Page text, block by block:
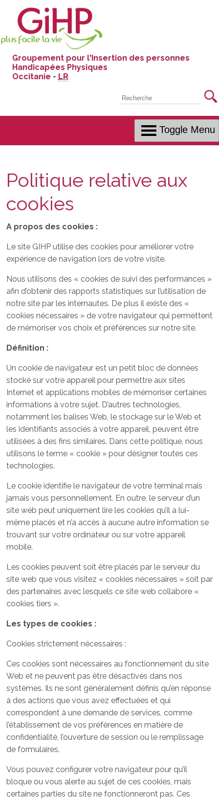
Groupement pour l'Insertion des personnes
Handicapées Physiques
Occitanie - LR
Recherche
Toggle Menu
Politique relative aux
cookies
A propos des cookies :
Le site GIHP utilise des cookies pour améliorer votre
expérience de navigation lors de votre visite.
Nous utilisons des « cookies de suivi des performances »
afin d’obtenir des rapports statistiques sur l’utilisation de
notre site par les internautes. De plus il existe des «
cookies nécessaires » de votre navigateur qui permettent
de mémoriser vos choix et préférences sur notre site.
Définition :
Un cookie de navigateur est un petit bloc de données
stocké sur votre appareil pour permettre aux sites
Internet et applications mobiles de mémoriser certaines
informations à votre sujet. D’autres technologies,
notamment les balises Web, le stockage sur le Web et
les identifiants associés à votre appareil, peuvent être
utilisées à des fins similaires. Dans cette politique, nous
utilisons le terme « cookie » pour désigner toutes ces
technologies.
Le cookie identifie le navigateur de votre terminal mais
jamais vous personnellement. En outre, le serveur d’un
site web peut uniquement lire les cookies qu’il a lui-
même placés et n’a accès à aucune autre information se
trouvant sur votre ordinateur ou sur votre appareil
mobile.
Les cookies peuvent soit être placés par le serveur du
site web que vous visitez « cookies nécessaires » soit par
des partenaires avec lesquels ce site web collabore «
cookies tiers ».
Les types de cookies :
Cookies strictement nécessaires :
Ces cookies sont nécessaires au fonctionnement du site
Web et ne peuvent pas être désactivés dans nos
systèmes. Ils ne sont généralement définis qu’en réponse
à des actions que vous avez effectuées et qui
correspondent à une demande de services, comme
l’établissement de vos préférences en matière de
confidentialité, l’ouverture de session ou le remplissage
de formulaires.
Vous pouvez configurer votre navigateur pour qu’il
bloque ou vous alerte au sujet de ces cookies, mais
certaines parties du site ne fonctionneront pas. Ces